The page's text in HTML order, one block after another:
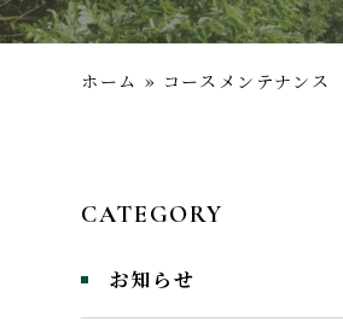
ホーム » コースメンテナンス
CATEGORY
お知らせ